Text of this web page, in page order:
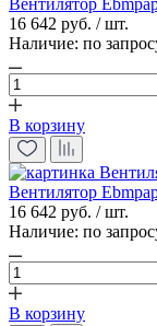
Вентилятор
16 642 руб. / шт.
Наличие: по
В корзину
Вентилятор
16 642 руб. / шт.
Наличие: по
В корзину